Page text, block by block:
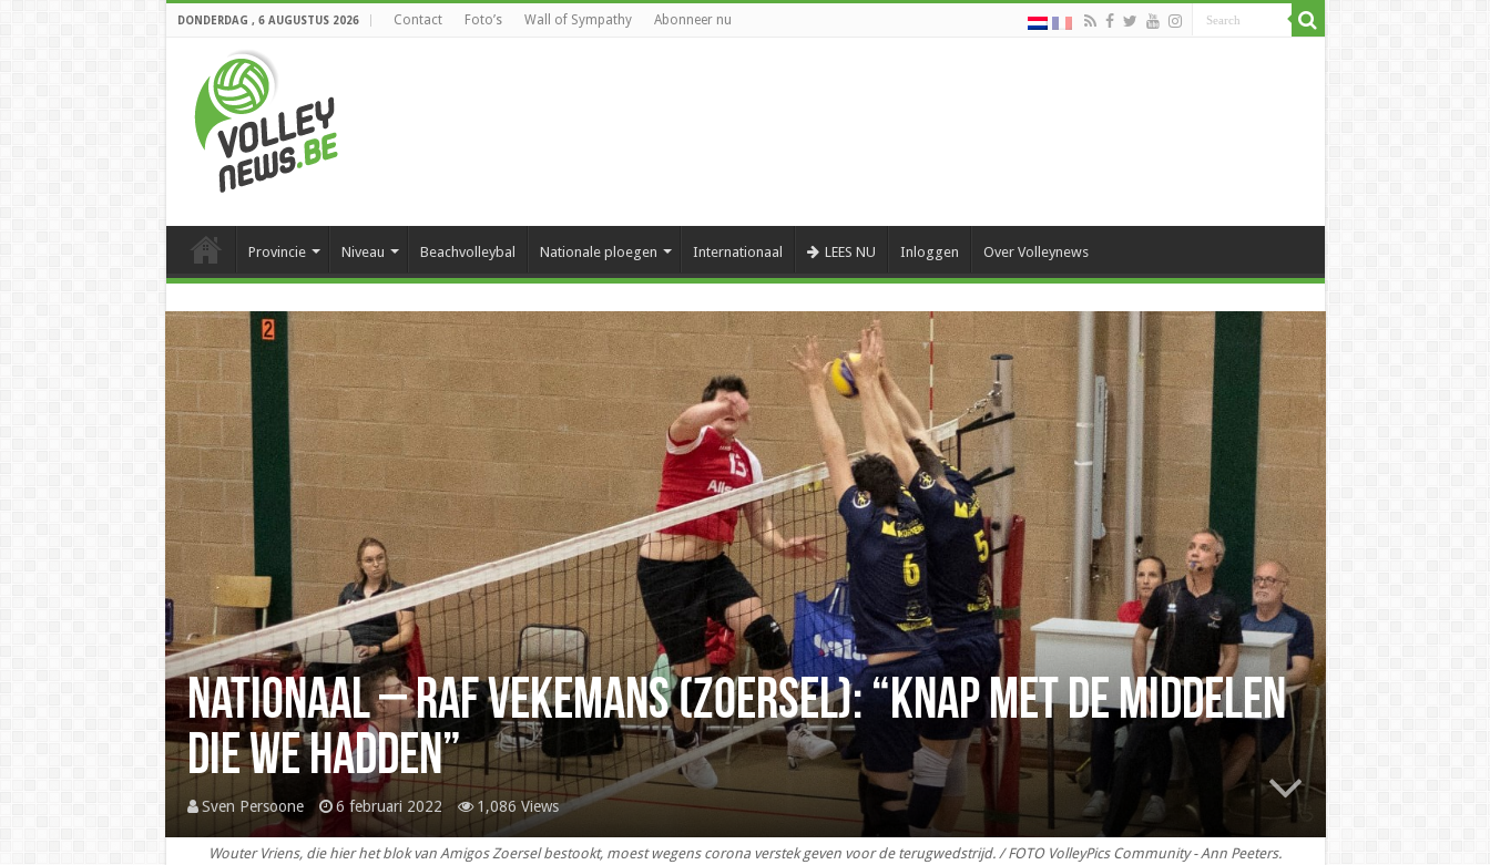
DONDERDAG , 6 AUGUSTUS 2026 Contact Foto’s Wall of Sympathy Abonneer nu
Provincie Niveau Beachvolleybal Nationale ploegen Internationaal LEES NU Inloggen Over Volleynews
Nationaal – Raf Vekemans (Zoersel): “Knap met de middelen
die we hadden”
Sven Persoone 6 februari 2022 1,086 Views
Wouter Vriens, die hier het blok van Amigos Zoersel bestookt, moest wegens corona verstek geven voor de terugwedstrijd. / FOTO VolleyPics Community - Ann Peeters.